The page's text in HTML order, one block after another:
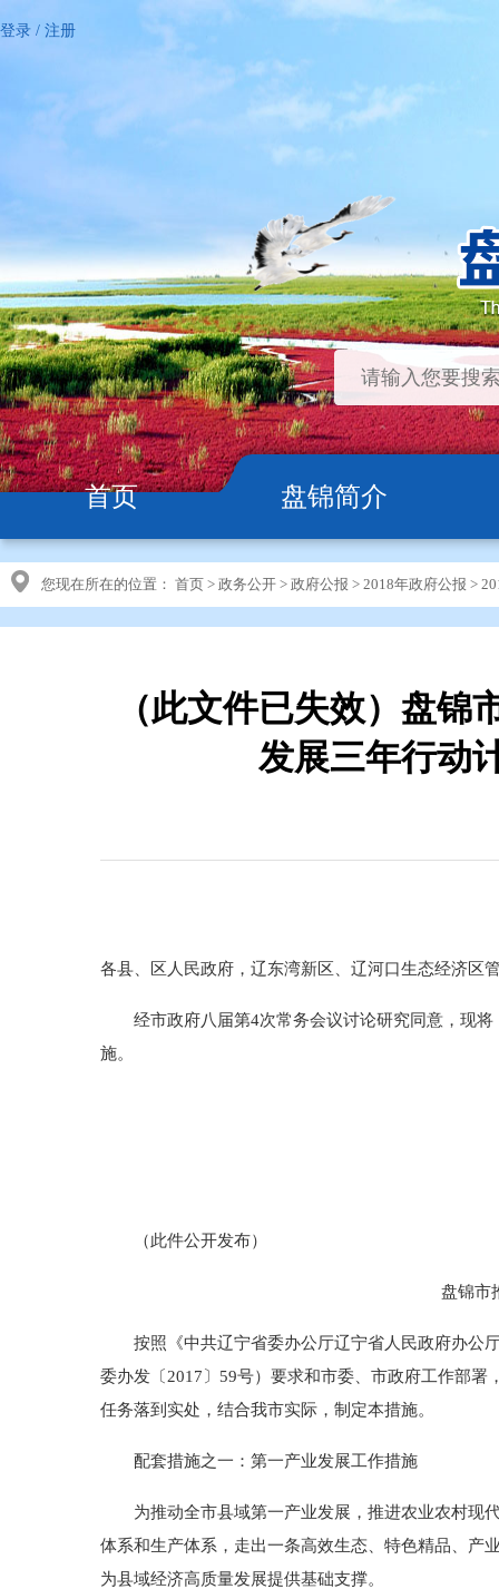
登录 / 注册
首页 盘锦简介
您现在所在的位置： 首页 > 政务公开 > 政府公报 > 2018年政府公报 >
（此文件已失效）盘
发展三年行动
各县、区人民政府，辽东湾新区、辽河口生态经济区
经市政府八届第4次常务会议讨论研究同意，现将
施。
（此件公开发布）
盘锦市推
按照《中共辽宁省委办公厅辽宁省人民政府办公厅
委办发〔2017〕59号）要求和市委、市政府工作部
任务落到实处，结合我市实际，制定本措施。
配套措施之一：第一产业发展工作措施
为推动全市县域第一产业发展，推进农业农村现代
体系和生产体系，走出一条高效生态、特色精品、产
为县域经济高质量发展提供基础支撑。